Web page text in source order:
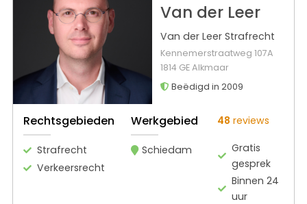
Van der Leer
Van der Leer Strafrecht
Kennemerstraatweg 107A
1814 GE Alkmaar
Beëdigd in 2009
Rechtsgebieden
Strafrecht
Verkeersrecht
Werkgebied
Schiedam
48 reviews
Gratis
gesprek
Binnen 24
uur